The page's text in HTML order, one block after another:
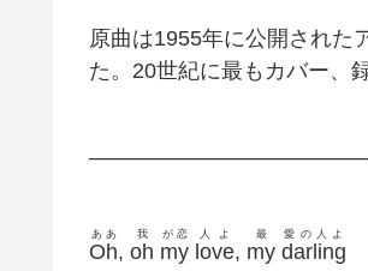
原曲は1955年に公開された
た。20世紀に最もカバー、
Oh
ああ
, oh
我
my
が恋
love
人よ
, my
最
darling
愛の人よ